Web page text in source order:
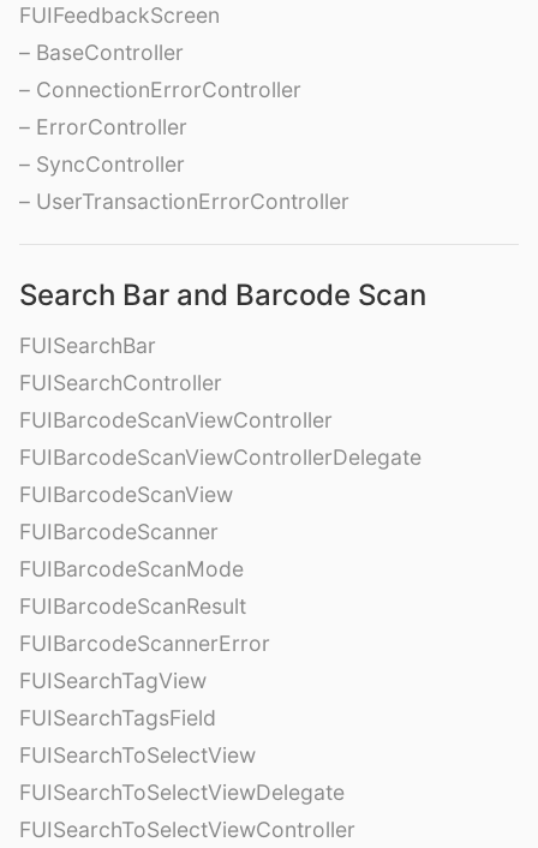
FUIFeedbackScreen
– BaseController
– ConnectionErrorController
– ErrorController
– SyncController
– UserTransactionErrorController
Search Bar and Barcode Scan
FUISearchBar
FUISearchController
FUIBarcodeScanViewController
FUIBarcodeScanViewControllerDelegate
FUIBarcodeScanView
FUIBarcodeScanner
FUIBarcodeScanMode
FUIBarcodeScanResult
FUIBarcodeScannerError
FUISearchTagView
FUISearchTagsField
FUISearchToSelectView
FUISearchToSelectViewDelegate
FUISearchToSelectViewController